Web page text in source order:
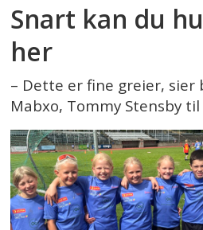
Snart kan du
her
– Dette er fine greier, sier
Mabxo, Tommy Stensby